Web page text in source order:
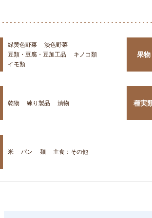
緑黄色野菜
淡色野菜
豆類・豆腐・豆加工品
キノコ類
イモ類
果物
乾物 練り製品 漬物 種実
米 パン 麺 主食：その他